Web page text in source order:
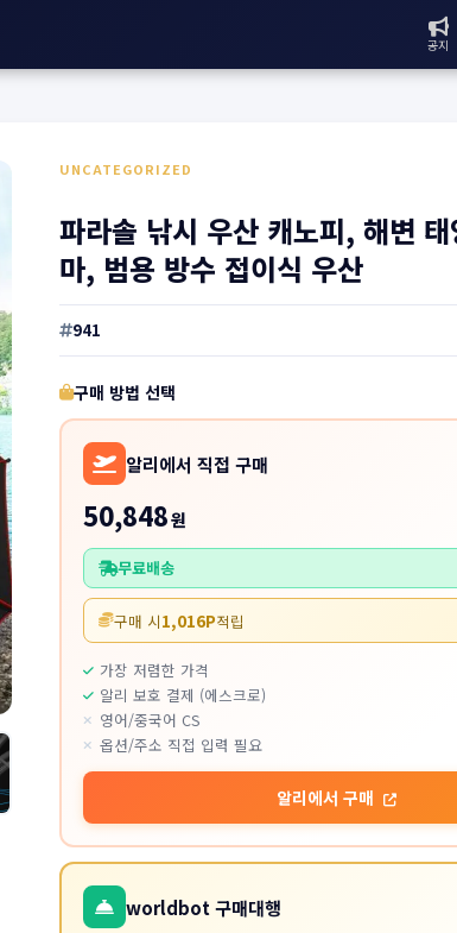
공지
UNCATEGORIZED
파라솔 낚시 우산 캐노피, 해변
마, 범용 방수 접이식 우산
941
구매 방법 선택
알리에서 직접 구매
50,848원
무료배송
구매 시1,016P적립
가장 저렴한 가격
알리 보호 결제 (에스크로)
영어/중국어 CS
옵션/주소 직접 입력 필요
알리에서 구매
worldbot 구매대행